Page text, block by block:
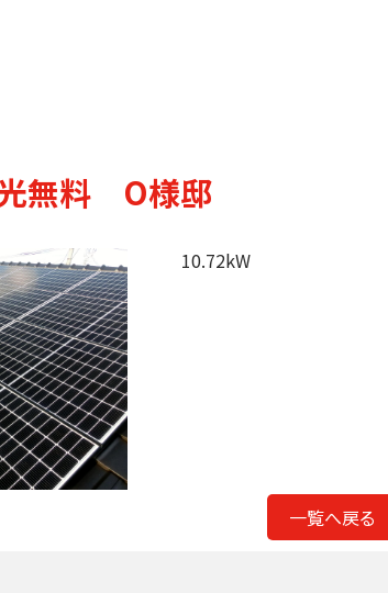
無料 O様邸
10.72kW
一覧へ戻る